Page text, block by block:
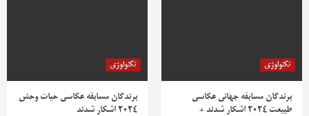
تکنولوژی
برندگان مسابقه جهانی عکاسی
طبیعت 2024 اشکار شدند +
تکنولوژی
برندگان مسابقه عکاسی حیات وحش
2024 اشکار شدند